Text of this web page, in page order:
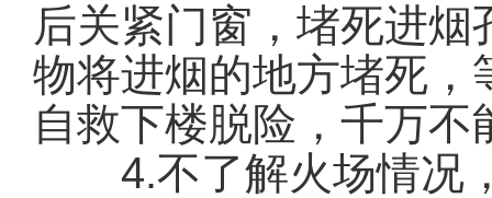
后关紧门窗，堵死进
物将进烟的地方堵死，
自救下楼脱险，千万不
4.不了解火场情况